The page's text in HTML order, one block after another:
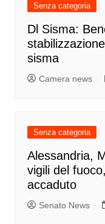
Senza categoria
Dl Sisma:
sisma
Camera news
Senza categoria
Alessandria,
vigili del
accaduto
Senato News